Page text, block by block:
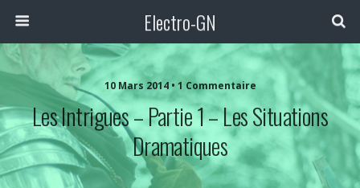
Electro-GN
10 Mars 2014 • 1 Commentaire
Les Intrigues – Partie 1 – Les Situations
Dramatiques